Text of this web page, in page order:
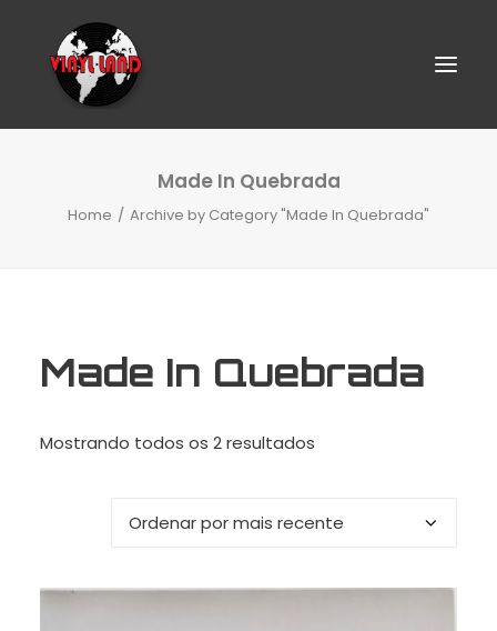
SEARCH
Made In Quebrada
Home Archive by Category "Made In Quebrada"
Made In Quebrada
Mostrando todos os 2 resultados
recente